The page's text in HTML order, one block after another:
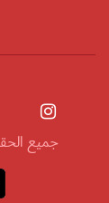
جميع